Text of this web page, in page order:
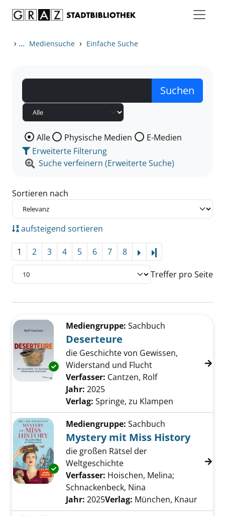
› ... Mediensuche › Einfache Suche
Wählen Sie die Medienart nach der Sie suchen wollen.
Alle Physische Medien
E-Medien
Erweiterte Filterung
Suche verfeinern (Erweiterte Suche)
Sortieren nach
aufsteigend sortieren
1 2 3 4 5 6 7 8
Treffer pro Seite
Zu den Suchfiltern springen
Exemplar-Details von Deserteure anzeigen
Mediengruppe: Sachbuch
Deserteure
die Geschichte von Gewissen,
Widerstand und Flucht
Verfasser: Cantzen, RolfSuche nach
Jahr: 2025
Verlag: Springe, zu Klampen
Exemplar-Details von Mystery mit Miss
Mediengruppe: Sachbuch
Mystery mit Miss History
die großen Rätsel der
Weltgeschichte
Verfasser: Hoischen, Melina;
Schnackenbeck, Nina
Jahr: 2025Verlag: München, Knaur